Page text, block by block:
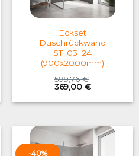
Eckset
Duschrückwand
ST_03_24
(900x2000mm)
599,76€
Original
price
was:
369,00 €Current
is:
-40%